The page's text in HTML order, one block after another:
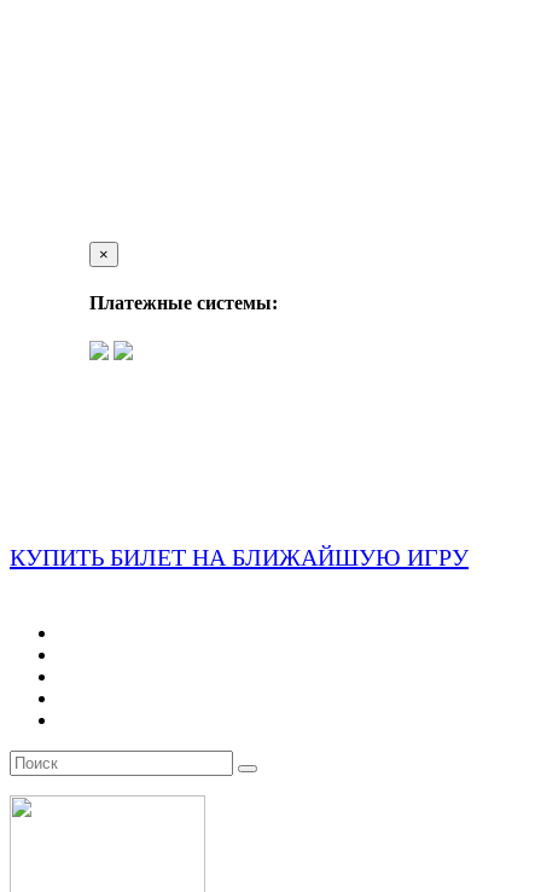
×
Платежные системы:
КУПИТЬ БИЛЕТ НА БЛИЖАЙШУЮ ИГРУ